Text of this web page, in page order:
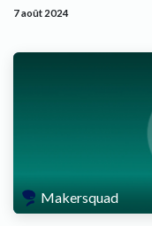
7 août 2024
Makersquad